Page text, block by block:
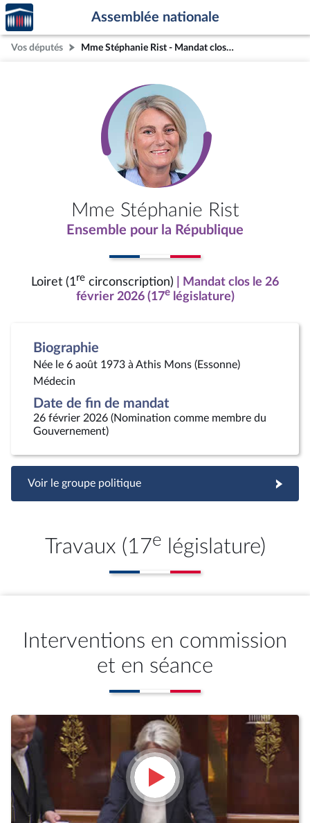
Aller au contenu
Aller en bas de la page
Accèder
à la
page
d'accueil
Assemblée nationale
Vos députés Mme Stéphanie Rist - Mandat clos - Loiret (1re circonscription)
Mme Stéphanie Rist
Ensemble pour la République
Loiret (1re circonscription)
| Mandat clos le 26
février 2026 (17elégislature)
Biographie
Née le 6 août 1973 à Athis Mons (Essonne)
Médecin
Date de fin de mandat
26 février 2026 (Nomination comme membre du
Gouvernement)
Voir le groupe politique
Travaux (17e législature)
Interventions en commission
et en séance